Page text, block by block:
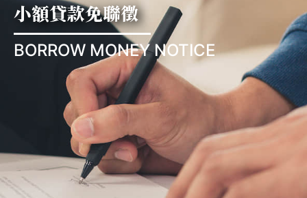
小額貸款免聯徵
BORROW MONEY NOTICE